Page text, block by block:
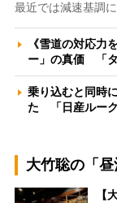
最近では減速基調
《雪道の対応力
ー」の真価 「
乗り込むと同時
た 「日産ルー
大竹聡の「昼
【